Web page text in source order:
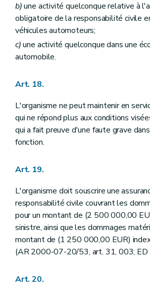
b)une activité quelconque relative à
obligatoire de la responsabilité civile
véhicules automoteurs;
c)une activité quelconque dans une
automobile.
Art. 18.
L'organisme ne peut maintenir en
qui ne répond plus aux conditions
qui a fait preuve d'une faute grave
fonction.
Art. 19.
L'organisme doit souscrire une
responsabilité civile couvrant les
pour un montant de (2 500 000,00
sinistre, ainsi que les dommages
montant de (1 250 000,00 EUR)
(AR 2000-07-20/53, art. 31, 003;
Art. 20.